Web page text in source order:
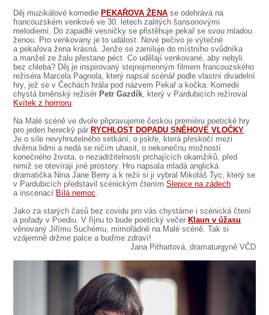
Děj muzikálové komedie PEKAŘOVA ŽENA se odehrává na
francouzském venkově ve 30. letech zalitých šansonovými
melodiemi. Do zapadlé vesničky se přistěhuje pekař se svou mladou
ženou. Pro venkovany je to událost. Nové pečivo je výtečné
a pekařova žena krásná. Jenže se zamiluje do místního svůdníka
a manžel ze žalu přestane péct. Co udělají venkované, aby nebyli
bez chleba? Děj je inspirovaný stejnojmenným filmem francouzského
režiséra Marcela Pagnola, který napsal scénář podle vlastní divadelní
hry, jež se v Čechách hrála pod názvem Pekař a kočka. Komedii
chystá brněnský režisér Petr Gazdík, který v Pardubicích režíroval
Kvítek z horrroru.
Na Malé scéně ve dvoře připravujeme českou premiéru poetické hry
pro jeden herecký pár RYCHLOST DOPADU SNĚHOVÉ VLOČKY.
Je o síle nevyhnutelného setkání, o jiskře, která přeskočí mezi
dvěma lidmi a nedá se ničím uhasit, o nekonečnu možností
konečného života, o nezadržitelnosti prchajících okamžiků, před
nimiž se otevírají jiné prostory. Hru napsala mladá anglická
dramatička Nina Jane Berry a k režii si ji vybral Mikoláš Tyc, který se
v Pardubicích představil scénickým čtenímSlepice na zádech
a inscenací Bílá nemoc.
Jako za starých časů bez covidu pro vás chystáme i scénická čtení
a pořady v Poediu. V říjnu to bude poetický večer Klaun v úžasu
věnovaný Jiřímu Suchému, mimořádně na Malé scéně. Tak si
vzájemně držme palce a buďme zdraví!
Jana Pithartová, dramaturgyně VČD